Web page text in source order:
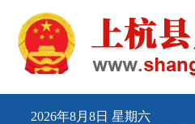
2026年8月8日 星期六